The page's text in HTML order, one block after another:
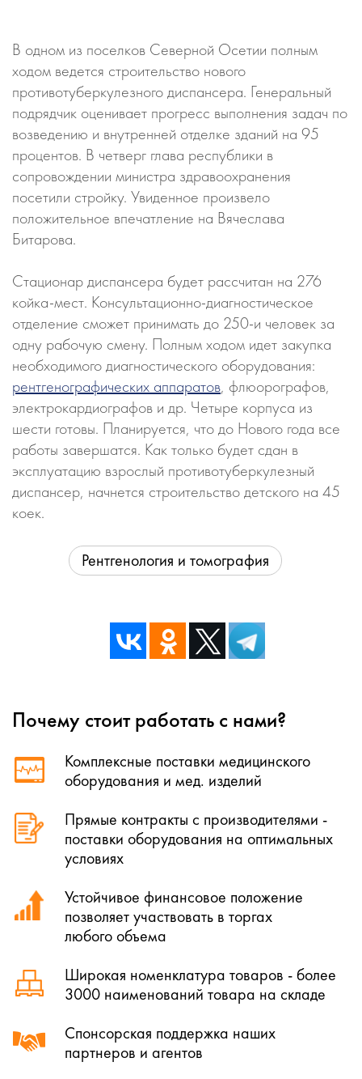
В одном из поселков Северной Осетии полным
ходом ведется строительство нового
противотуберкулезного диспансера. Генеральный
подрядчик оценивает прогресс выполнения задач по
возведению и внутренней отделке зданий на 95
процентов. В четверг глава республики в
сопровождении министра здравоохранения
посетили стройку. Увиденное произвело
положительное впечатление на Вячеслава
Битарова.
Стационар диспансера будет рассчитан на 276
койка-мест. Консультационно-диагностическое
отделение сможет принимать до 250-и человек за
одну рабочую смену. Полным ходом идет закупка
необходимого диагностического оборудования:
рентгенографических аппаратов, флюорографов,
электрокардиографов и др. Четыре корпуса из
шести готовы. Планируется, что до Нового года все
работы завершатся. Как только будет сдан в
эксплуатацию взрослый противотуберкулезный
диспансер, начнется строительство детского на 45
коек.
Рентгенология и томография
Почему стоит работать с нами?
Комплексные поставки медицинского
оборудования и мед. изделий
Прямые контракты с производителями -
поставки оборудования на оптимальных
условиях
Устойчивое финансовое положение
позволяет участвовать в торгах
любого объема
Широкая номенклатура товаров - более
3000 наименований товара на складе
Спонсорская поддержка наших
партнеров и агентов